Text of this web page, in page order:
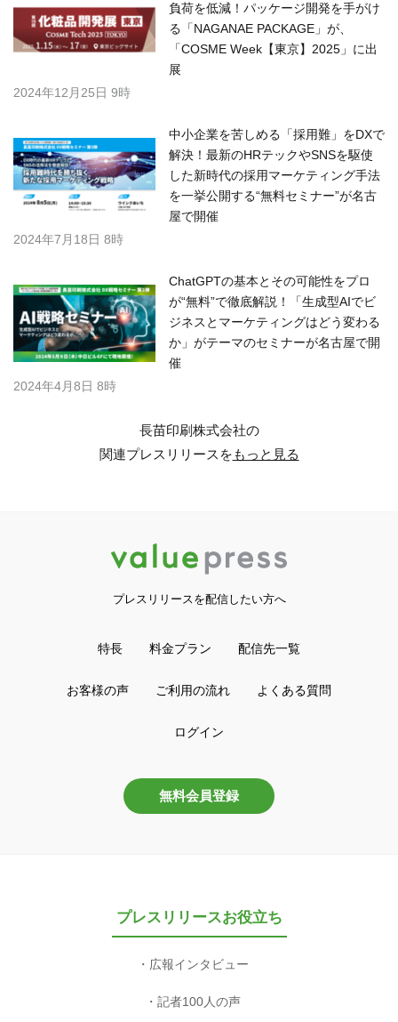
負荷を低減！パッケージ開発を手がけ
る「NAGANAE PACKAGE」が、
「COSME Week【東京】2025」に出
展
2024年12月25日 9時
中小企業を苦しめる「採用難」をDXで
解決！最新のHRテックやSNSを駆使
した新時代の採用マーケティング手法
を一挙公開する“無料セミナー”が名古
屋で開催
2024年7月18日 8時
ChatGPTの基本とその可能性をプロ
が“無料”で徹底解説！「生成型AIでビ
ジネスとマーケティングはどう変わる
か」がテーマのセミナーが名古屋で開
催
2024年4月8日 8時
長苗印刷株式会社の
関連プレスリリースをもっと見る
プレスリリースを配信したい方へ
特長 料金プラン 配信先一覧
お客様の声 ご利用の流れ よくある質問
ログイン
無料会員登録
プレスリリースお役立ち
広報インタビュー
記者100人の声